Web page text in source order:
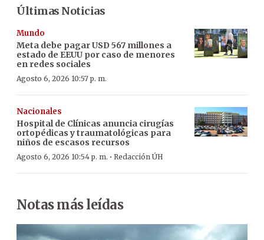
Últimas Noticias
Mundo
Meta debe pagar USD 567 millones a
estado de EEUU por caso de menores
en redes sociales
Agosto 6, 2026 10:57 p. m.
Nacionales
Hospital de Clínicas anuncia cirugías
ortopédicas y traumatológicas para
niños de escasos recursos
Agosto 6, 2026 10:54 p. m. · Redacción ÚH
Notas más leídas